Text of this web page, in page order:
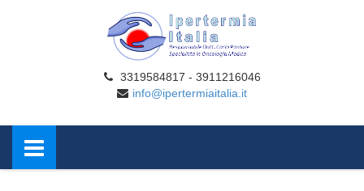
3319584817 - 3911216046
info@ipertermiaitalia.it